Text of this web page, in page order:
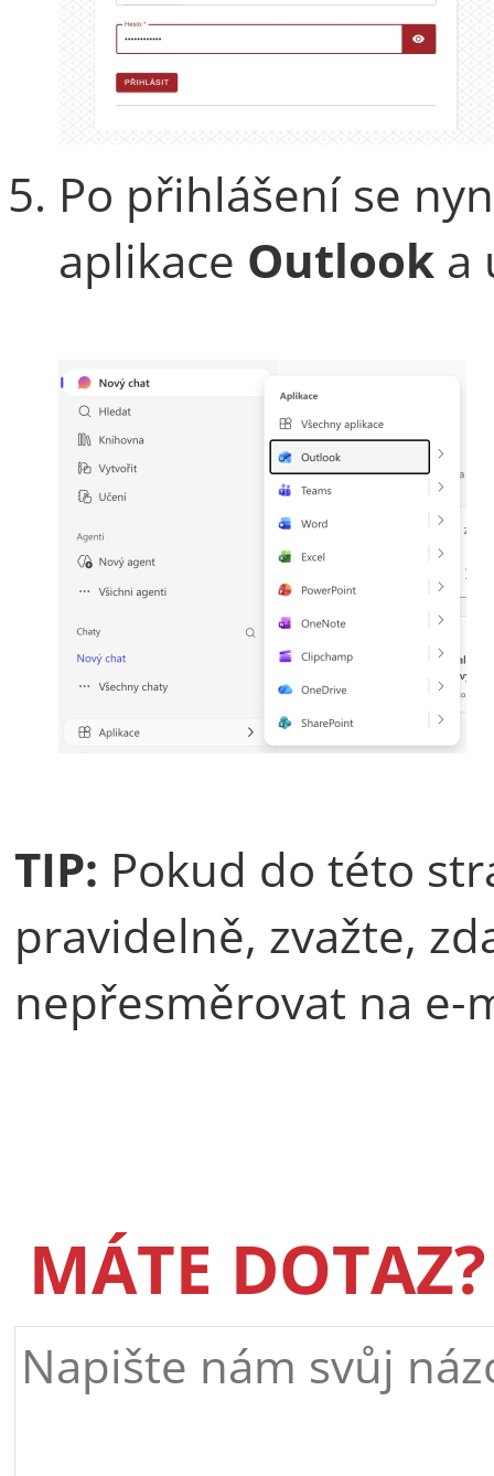
Po přihlášení se
aplikace Outlook a
TIP: Pokud do této
pravidelně, zvažte,
nepřesměrovat na e-
MÁTE DOTAZ?